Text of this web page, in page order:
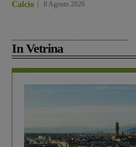
Calcio 8 Agosto 2026
In Vetrina